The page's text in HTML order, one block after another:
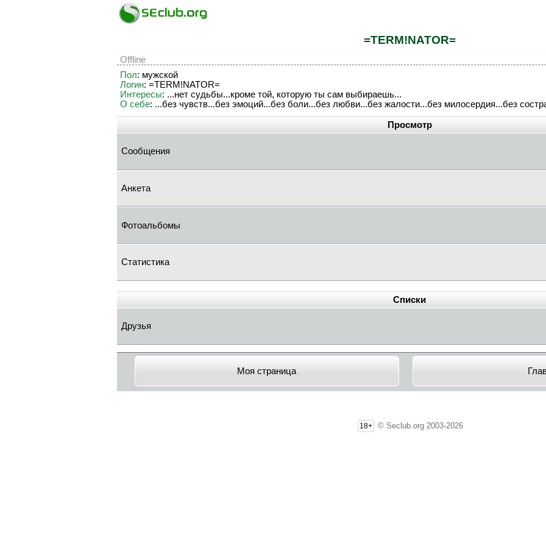
=TERM!NATOR=
Offline
Пол: мужской
Логин: =TERM!NATOR=
Интересы: ...нет судьбы...кроме той, которую ты сам выбираешь...
О себе: ...без чувств...без эмоций...без боли...без любви...без жалости...без милосердия...без
Просмотр
Сообщения
Анкета
Фотоальбомы
Статистика
Списки
Друзья
Моя страница
18+ © Seclub.org 2003-2026